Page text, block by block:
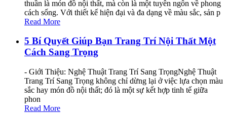
thuần là món đồ nội thất, mà còn là một tuyên ngôn về phong
cách sống. Với thiết kế hiện đại và đa dạng về màu sắc, sản p
Read More
5 Bí Quyết Giúp Bạn Trang Trí Nội Thất Một
Cách Sang Trọng
- Giới Thiệu: Nghệ Thuật Trang Trí Sang TrọngNghệ Thuật
Trang Trí Sang Trọng không chỉ dừng lại ở việc lựa chọn màu
sắc hay món đồ nội thất; đó là một sự kết hợp tinh tế giữa
phon
Read More